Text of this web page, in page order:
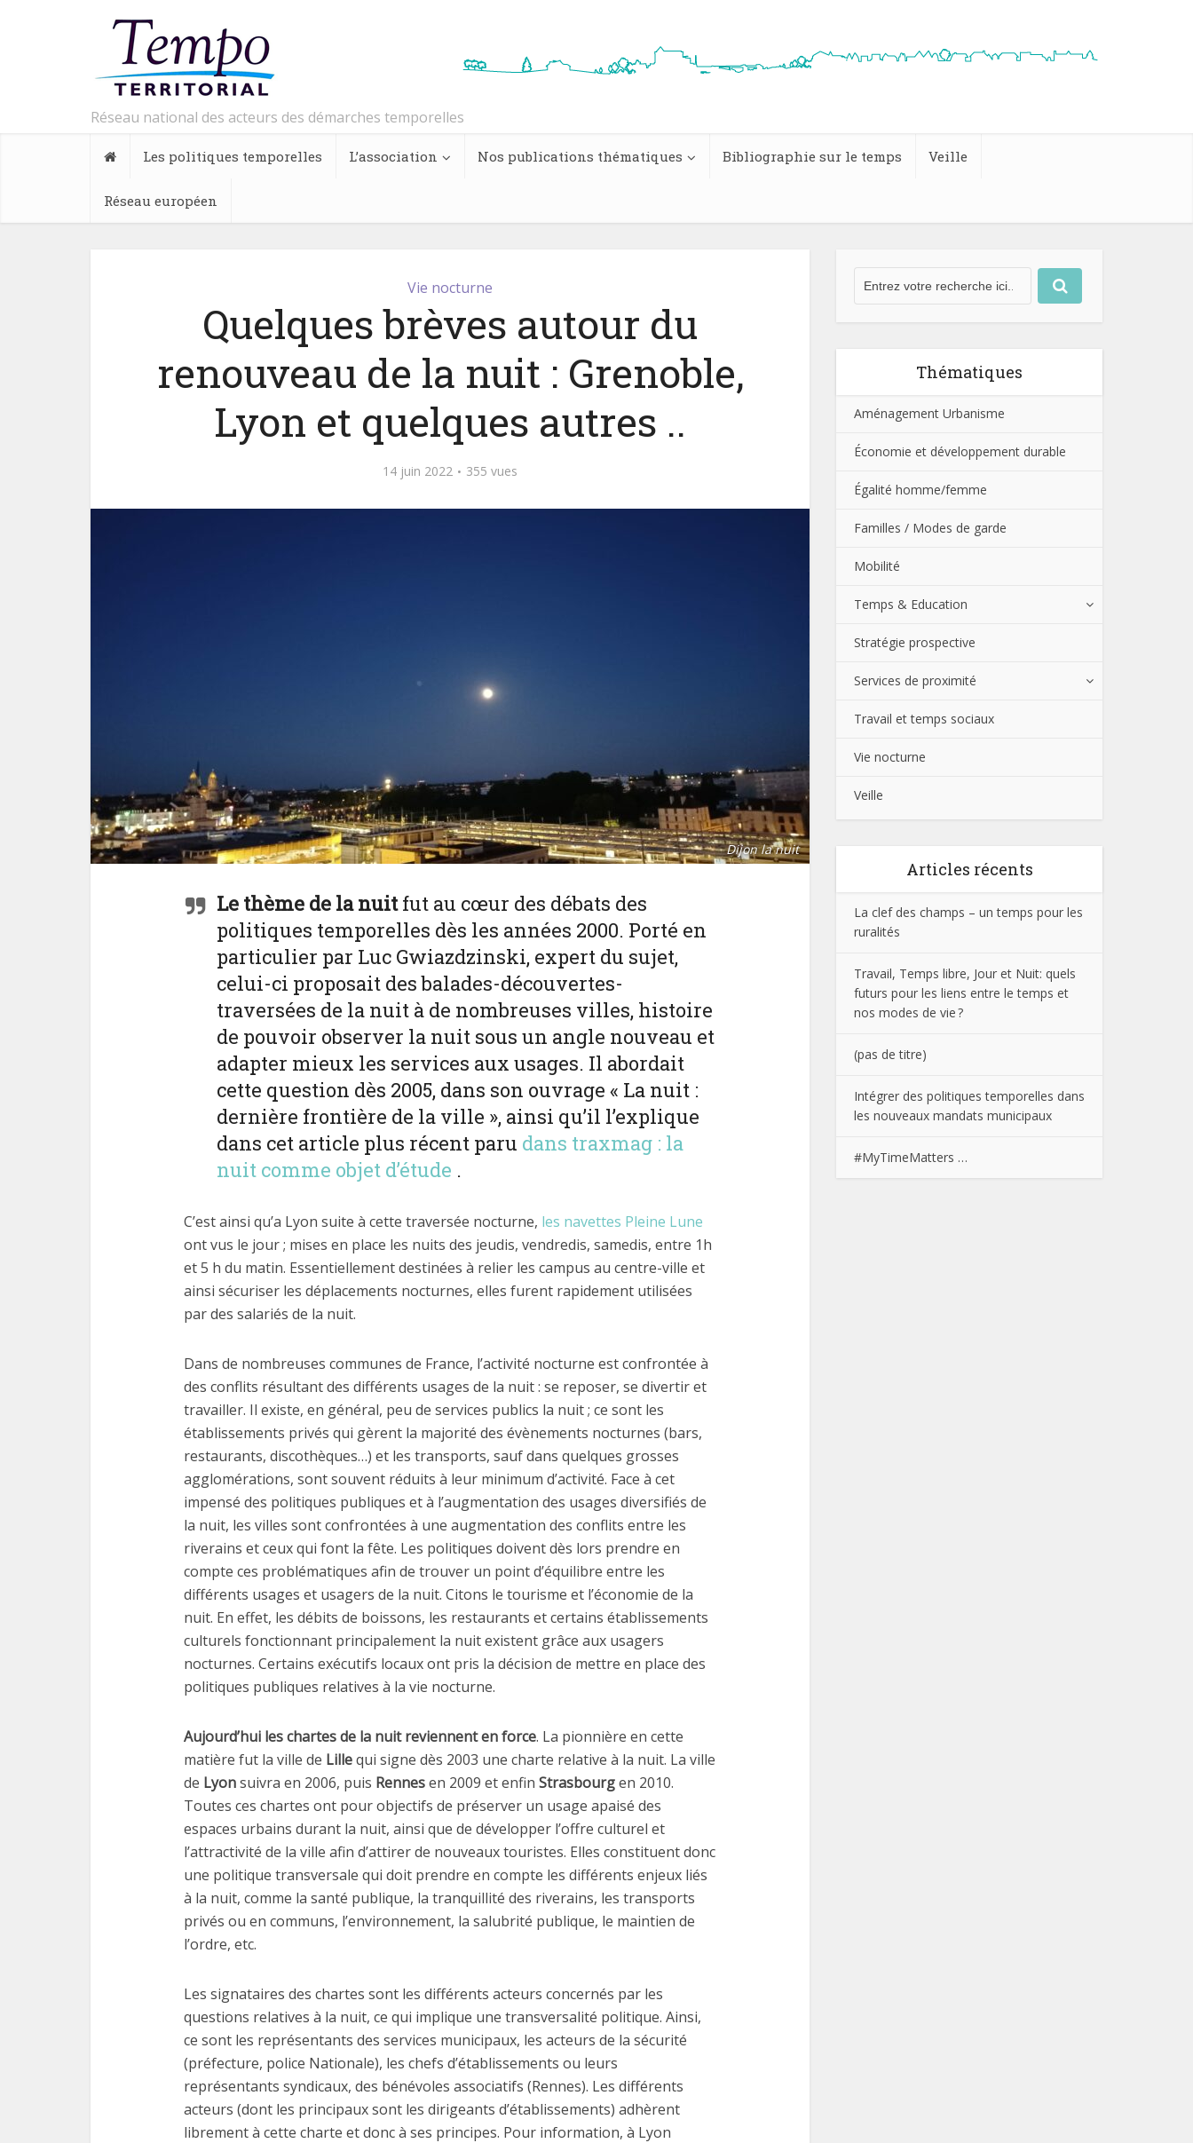
Réseau national des acteurs des démarches temporelles
Les politiques temporelles L’association Nos publications thématiques Bibliographie sur le temps Veille
Réseau européen
Vie nocturne
Quelques brèves autour du
renouveau de la nuit : Grenoble,
Lyon et quelques autres ..
14 juin 2022 355 vues
Dijon la nuit
Le thème de la nuitfut au cœur des débats des
politiques temporelles dès les années 2000. Porté en
particulier par Luc Gwiazdzinski, expert du sujet,
celui-ci proposait des balades-découvertes-
traversées de la nuit à de nombreuses villes, histoire
de pouvoir observer la nuit sous un angle nouveau et
adapter mieux les services aux usages. Il abordait
cette question dès 2005, dans son ouvrage « La nuit :
dernière frontière de la ville », ainsi qu’il l’explique
dans cet article plus récent paru dans traxmag : la
nuit comme objet d’étude .
C’est ainsi qu’a Lyon suite à cette traversée nocturne, les navettes Pleine Lune
ont vus le jour ; mises en place les nuits des jeudis, vendredis, samedis, entre 1h
et 5 h du matin. Essentiellement destinées à relier les campus au centre-ville et
ainsi sécuriser les déplacements nocturnes, elles furent rapidement utilisées
par des salariés de la nuit.
Dans de nombreuses communes de France, l’activité nocturne est confrontée à
des conflits résultant des différents usages de la nuit : se reposer, se divertir et
travailler. Il existe, en général, peu de services publics la nuit ; ce sont les
établissements privés qui gèrent la majorité des évènements nocturnes (bars,
restaurants, discothèques…) et les transports, sauf dans quelques grosses
agglomérations, sont souvent réduits à leur minimum d’activité. Face à cet
impensé des politiques publiques et à l’augmentation des usages diversifiés de
la nuit, les villes sont confrontées à une augmentation des conflits entre les
riverains et ceux qui font la fête. Les politiques doivent dès lors prendre en
compte ces problématiques afin de trouver un point d’équilibre entre les
différents usages et usagers de la nuit. Citons le tourisme et l’économie de la
nuit. En effet, les débits de boissons, les restaurants et certains établissements
culturels fonctionnant principalement la nuit existent grâce aux usagers
nocturnes. Certains exécutifs locaux ont pris la décision de mettre en place des
politiques publiques relatives à la vie nocturne.
Aujourd’hui les chartes de la nuit reviennent en force. La pionnière en cette
matière fut la ville de Lillequi signe dès 2003 une charte relative à la nuit. La ville
de Lyonsuivra en 2006, puis Rennesen 2009 et enfin Strasbourgen 2010.
Toutes ces chartes ont pour objectifs de préserver un usage apaisé des
espaces urbains durant la nuit, ainsi que de développer l’offre culturel et
l’attractivité de la ville afin d’attirer de nouveaux touristes. Elles constituent donc
une politique transversale qui doit prendre en compte les différents enjeux liés
à la nuit, comme la santé publique, la tranquillité des riverains, les transports
privés ou en communs, l’environnement, la salubrité publique, le maintien de
l’ordre, etc.
Les signataires des chartes sont les différents acteurs concernés par les
questions relatives à la nuit, ce qui implique une transversalité politique. Ainsi,
ce sont les représentants des services municipaux, les acteurs de la sécurité
(préfecture, police Nationale), les chefs d’établissements ou leurs
représentants syndicaux, des bénévoles associatifs (Rennes). Les différents
acteurs (dont les principaux sont les dirigeants d’établissements) adhèrent
librement à cette charte et donc à ses principes. Pour information, à Lyon
Thématiques
Aménagement Urbanisme
Économie et développement durable
Égalité homme/femme
Familles / Modes de garde
Mobilité
Temps & Education
Stratégie prospective
Services de proximité
Travail et temps sociaux
Vie nocturne
Veille
Articles récents
La clef des champs – un temps pour les
ruralités
Travail, Temps libre, Jour et Nuit: quels
futurs pour les liens entre le temps et
nos modes de vie ?
(pas de titre)
Intégrer des politiques temporelles dans
les nouveaux mandats municipaux
#MyTimeMatters …